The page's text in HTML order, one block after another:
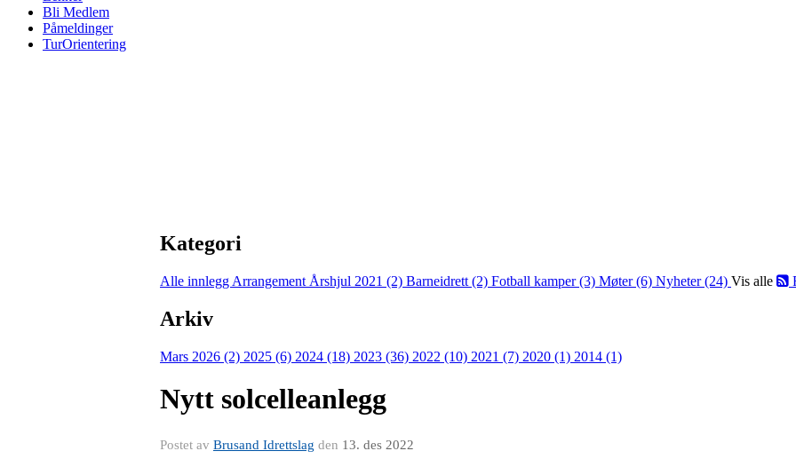
Bli Medlem
Påmeldinger
TurOrientering
Kategori
Alle innlegg Arrangement Årshjul 2021 (2) Barneidrett (2) Fotball kamper (3) Møter (6) Nyheter (24) Vis alle
Arkiv
Mars 2026 (2) 2025 (6) 2024 (18) 2023 (36) 2022 (10) 2021 (7) 2020 (1) 2014 (1)
Nytt solcelleanlegg
Postet av Brusand Idrettslag den 13. des 2022